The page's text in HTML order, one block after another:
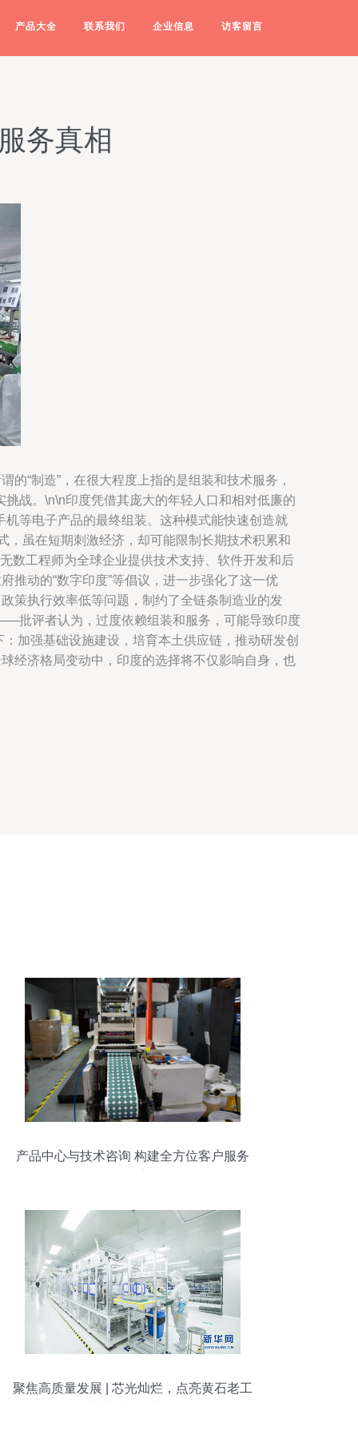
产品大全 联系我们 企业信息 访客留言
务真相
“制造”，在很大程度上指的是组装和技术服务，
战。\n\n印度凭借其庞大的年轻人口和相对低廉的
等电子产品的最终组装。这种模式能快速创造就
，虽在短期刺激经济，却可能限制长期技术积累和
数工程师为全球企业提供技术支持、软件开发和后
推动的“数字印度”等倡议，进一步强化了这一优
策执行效率低等问题，制约了全链条制造业的发
批评者认为，过度依赖组装和服务，可能导致印度
加强基础设施建设，培育本土供应链，推动研发创
经济格局变动中，印度的选择将不仅影响自身，也
产品中心与技术咨询 构建全方位客户服务
聚焦高质量发展 | 芯光灿烂，点亮黄石老工